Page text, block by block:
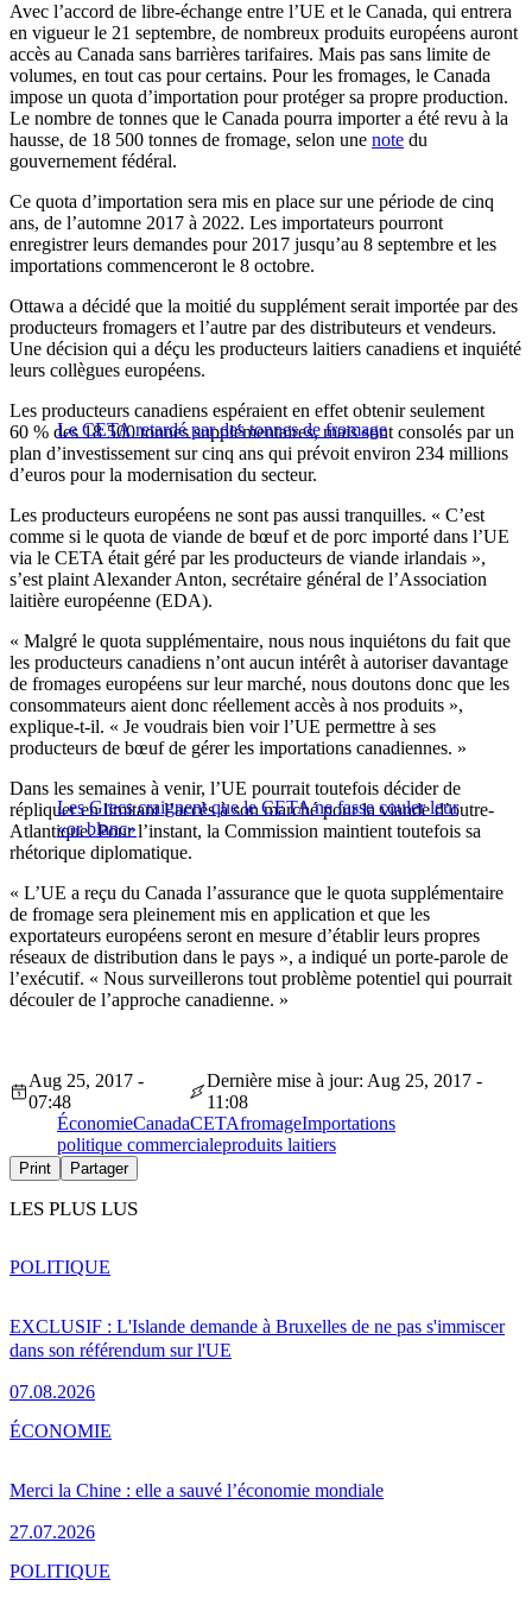
Avec l’accord de libre-échange entre l’UE et le Canada, qui entrera
en vigueur le 21 septembre, de nombreux produits européens auront
accès au Canada sans barrières tarifaires. Mais pas sans limite de
volumes, en tout cas pour certains. Pour les fromages, le Canada
impose un quota d’importation pour protéger sa propre production.
Le nombre de tonnes que le Canada pourra importer a été revu à la
hausse, de 18 500 tonnes de fromage, selon une note du
gouvernement fédéral.
Ce quota d’importation sera mis en place sur une période de cinq
ans, de l’automne 2017 à 2022. Les importateurs pourront
enregistrer leurs demandes pour 2017 jusqu’au 8 septembre et les
importations commenceront le 8 octobre.
Ottawa a décidé que la moitié du supplément serait importée par des
producteurs fromagers et l’autre par des distributeurs et vendeurs.
Une décision qui a déçu les producteurs laitiers canadiens et inquiété
leurs collègues européens.
Le CETA retardé par des tonnes de fromage
Les producteurs canadiens espéraient en effet obtenir seulement
60 % des 18 500 tonnes supplémentaires, mais sont consolés par un
plan d’investissement sur cinq ans qui prévoit environ 234 millions
d’euros pour la modernisation du secteur.
Les producteurs européens ne sont pas aussi tranquilles. « C’est
comme si le quota de viande de bœuf et de porc importé dans l’UE
via le CETA était géré par les producteurs de viande irlandais »,
s’est plaint Alexander Anton, secrétaire général de l’Association
laitière européenne (EDA).
« Malgré le quota supplémentaire, nous nous inquiétons du fait que
les producteurs canadiens n’ont aucun intérêt à autoriser davantage
de fromages européens sur leur marché, nous doutons donc que les
consommateurs aient donc réellement accès à nos produits »,
explique-t-il. « Je voudrais bien voir l’UE permettre à ses
producteurs de bœuf de gérer les importations canadiennes. »
Les Grecs craignent que le CETA ne fasse couler leur
«or blanc»
Dans les semaines à venir, l’UE pourrait toutefois décider de
répliquer en limitant l’accès à son marché pour la viande d’outre-
Atlantique. Pour l’instant, la Commission maintient toutefois sa
rhétorique diplomatique.
« L’UE a reçu du Canada l’assurance que le quota supplémentaire
de fromage sera pleinement mis en application et que les
exportateurs européens seront en mesure d’établir leurs propres
réseaux de distribution dans le pays », a indiqué un porte-parole de
l’exécutif. « Nous surveillerons tout problème potentiel qui pourrait
découler de l’approche canadienne. »
Aug 25, 2017 -
07:48
Dernière mise à jour: Aug 25, 2017 -
11:08
ÉconomieCanadaCETAfromageImportations
politique commercialeproduits laitiers
Print Partager
LES PLUS LUS
EXCLUSIF : L'Islande demande à Bruxelles de ne pas s'immiscer
dans son référendum sur l'UE
07.08.2026
POLITIQUE
Merci la Chine : elle a sauvé l’économie mondiale
27.07.2026
ÉCONOMIE
POLITIQUE